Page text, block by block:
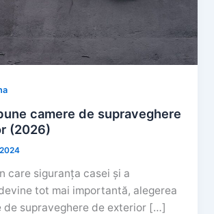
camere de supraveghere
(2026)
care siguranța casei și a
tot mai importantă, alegerea
de supraveghere de exterior […]